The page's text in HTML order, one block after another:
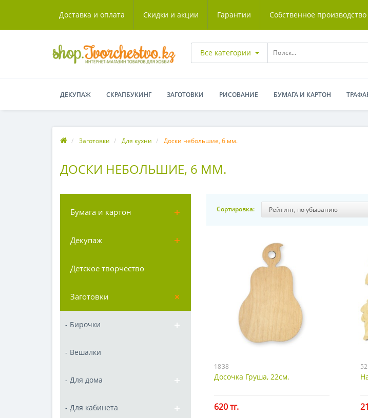
Доставка и оплата Скидки и акции Гарантии Собственное производство
Все категории
ДЕКУПАЖ СКРАПБУКИНГ ЗАГОТОВКИ РИСОВАНИЕ БУМАГА И КАРТОН
Заготовки Для кухни Доски небольшие, 6 мм.
ДОСКИ НЕБОЛЬШИЕ, 6 ММ.
Бумага и картон
Декупаж
Детское творчество
Заготовки
- Бирочки
- Вешалки
- Для дома
- Для кабинета
Сортировка:
1838
Досочка Груша, 22см.
620 тг.